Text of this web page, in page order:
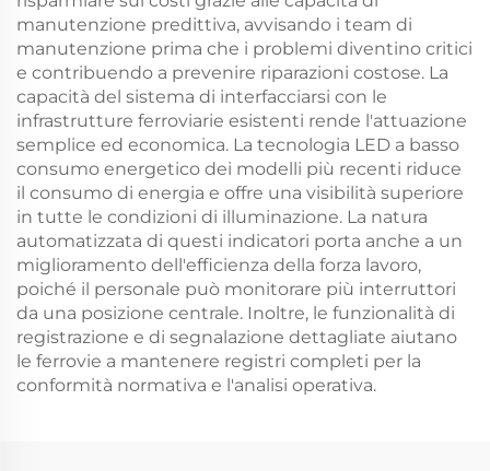
manutenzione predittiva, avvisando i team di
manutenzione prima che i problemi diventino critici
e contribuendo a prevenire riparazioni costose. La
capacità del sistema di interfacciarsi con le
infrastrutture ferroviarie esistenti rende l'attuazione
semplice ed economica. La tecnologia LED a basso
consumo energetico dei modelli più recenti riduce
il consumo di energia e offre una visibilità superiore
in tutte le condizioni di illuminazione. La natura
automatizzata di questi indicatori porta anche a un
miglioramento dell'efficienza della forza lavoro,
poiché il personale può monitorare più interruttori
da una posizione centrale. Inoltre, le funzionalità di
registrazione e di segnalazione dettagliate aiutano
le ferrovie a mantenere registri completi per la
conformità normativa e l'analisi operativa.